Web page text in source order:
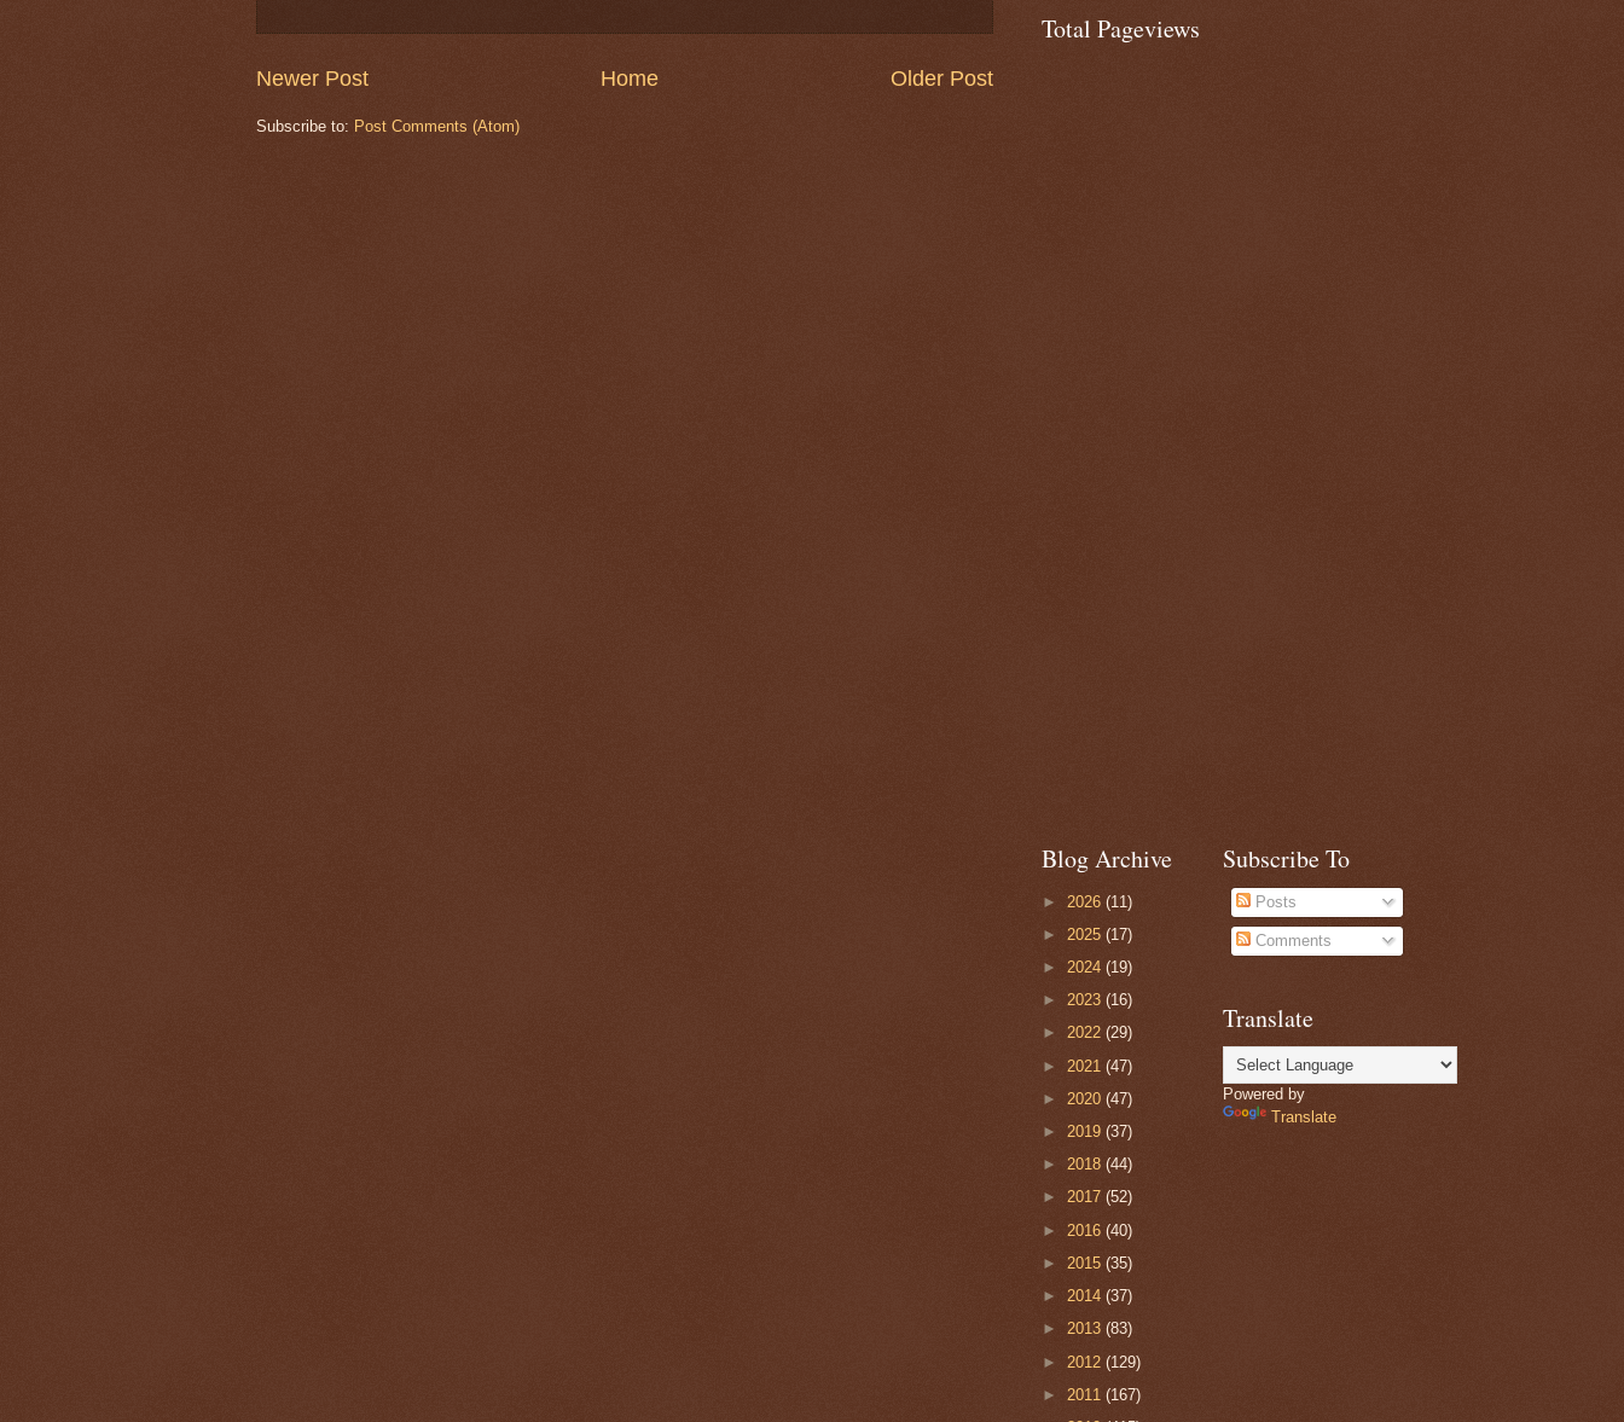
Newer Post Older Post
Home
Subscribe to: Post Comments (Atom)
Total Pageviews
Blog Archive
► 2026 (11)
► 2025 (17)
► 2024 (19)
► 2023 (16)
► 2022 (29)
► 2021 (47)
► 2020 (47)
► 2019 (37)
► 2018 (44)
► 2017 (52)
► 2016 (40)
► 2015 (35)
► 2014 (37)
► 2013 (83)
► 2012 (129)
► 2011 (167)
Subscribe To
Posts
Comments
Translate
Powered by
Translate